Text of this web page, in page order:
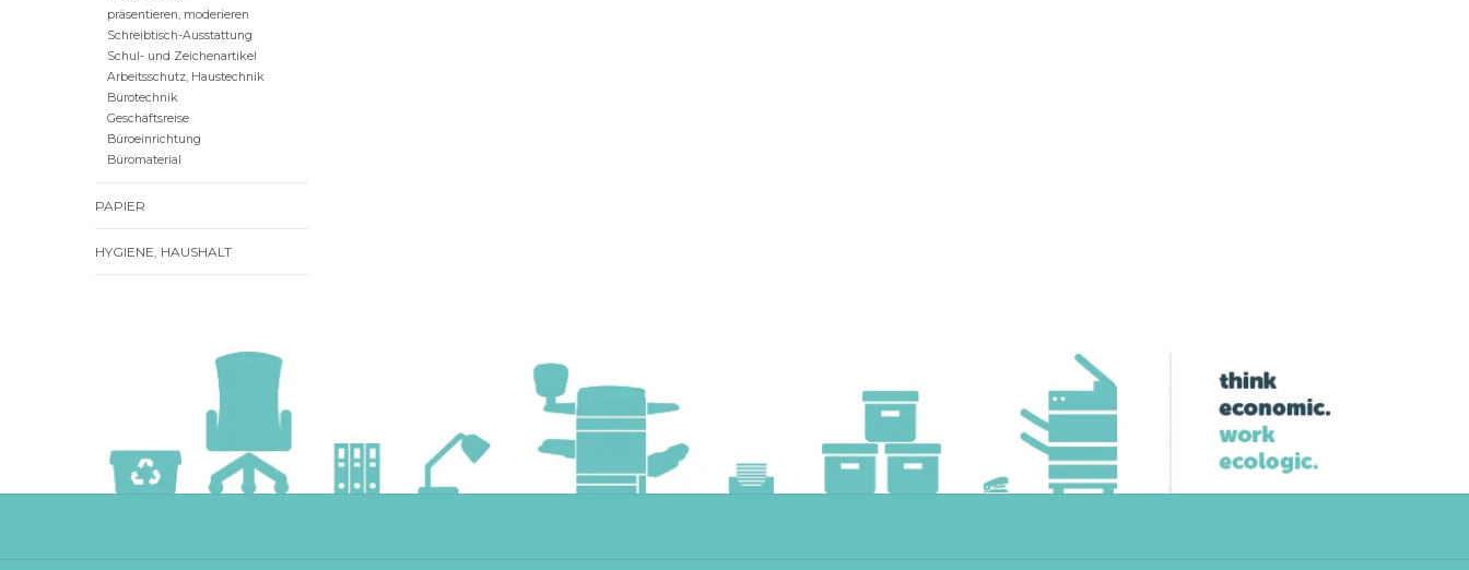
präsentieren, moderieren
Schreibtisch-Ausstattung
Schul- und Zeichenartikel
Arbeitsschutz, Haustechnik
Bürotechnik
Geschäftsreise
Büroeinrichtung
Büromaterial
PAPIER
HYGIENE, HAUSHALT